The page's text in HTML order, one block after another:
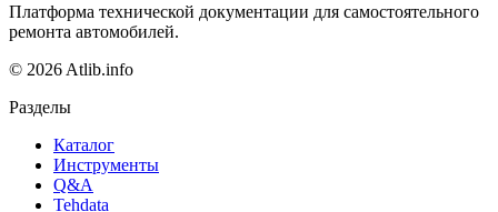
Платформа технической документации для самостоятельного
ремонта автомобилей.
© 2026 Atlib.info
Разделы
Каталог
Инструменты
Q&A
Tehdata